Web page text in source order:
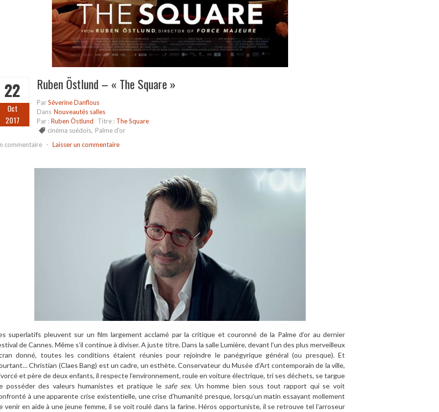
22
Oct
2017
Ruben Östlund – « The Square »
ParSéverine Danflous
Dans Nouveautés salles
Par :Ruben Östlund Titre : The Square
cinéma suédois, Palme d'or
commentaire - Laisser un commentaire
superlatifs pleuvent sur un film largement acclamé par la critique et couronné de la Palme d’or au dernier
de Cannes. Même s’il continue à diviser. A juste titre. Dans la salle Lumière, devant l’un des plus merveilleux
donné, toutes les conditions étaient réunies pour rejoindre le panégyrique général (ou presque). Et
Christian (Claes Bang) est un cadre, un esthète. Conservateur du Musée d’Art contemporain de la ville,
et père de deux enfants, il respecte l’environnement, roule en voiture électrique, tri ses déchets, se targue
posséder des valeurs humanistes et pratique le safe sex. Un homme bien sous tout rapport qui se voit
à une apparente crise existentielle, une crise d’humanité presque, lorsqu’un matin essayant mollement
venir en aide à une jeune femme, il se voit roulé dans la farine. Héros opportuniste, il se retrouve tel l’arroseur